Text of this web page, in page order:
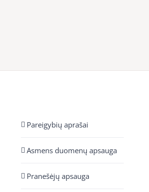
Pareigybių aprašai
Asmens duomenų apsauga
Pranešėjų apsauga